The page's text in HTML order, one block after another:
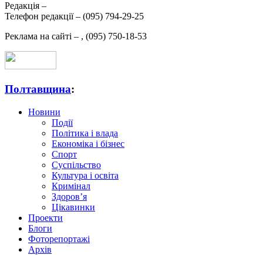
Редакція –
Телефон редакції – (095) 794-29-25
Реклама на сайті – , (095) 750-18-53
Полтавщина:
Новини
Події
Політика і влада
Економіка і бізнес
Спорт
Суспільство
Культура і освіта
Кримінал
Здоров’я
Цікавинки
Проекти
Блоги
Фоторепортажі
Архів